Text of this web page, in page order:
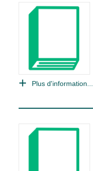
Plus d'information...